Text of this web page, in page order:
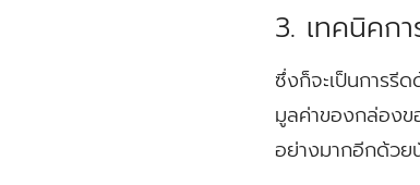
3. เทคนิคก
ซึ่งก็จะเป็นการรี
มูลค่าของกล่องข
อย่างมากอีกด้วย